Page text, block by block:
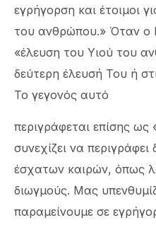
εγρήγορση και έτοιμοι
του ανθρώπου.» Όταν ο
«έλευση του Υιού του
δεύτερη έλευσή Του ή
Το γεγονός αυτό
περιγράφεται επίσης
συνεχίζει να
έσχατων καιρών, όπως
διωγμούς. Μας
παραμείνουμε σε